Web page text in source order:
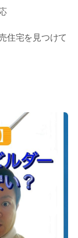
住宅を見つけて
る建売分譲住宅
、ゼロコストで
。お客様にとっ
います。
もお答えしてい
住宅ローンで悩
相談相手とし